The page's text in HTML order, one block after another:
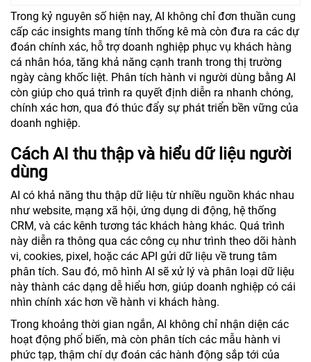
Trong kỷ nguyên số hiện nay, AI không chỉ đơn thuần cung
cấp các insights mang tính thống kê mà còn đưa ra các dự
đoán chính xác, hỗ trợ doanh nghiệp phục vụ khách hàng
cá nhân hóa, tăng khả năng cạnh tranh trong thị trường
ngày càng khốc liệt. Phân tích hành vi người dùng bằng AI
còn giúp cho quá trình ra quyết định diễn ra nhanh chóng,
chính xác hơn, qua đó thúc đẩy sự phát triển bền vững của
doanh nghiệp.
Cách AI thu thập và hiểu dữ liệu người
dùng
AI có khả năng thu thập dữ liệu từ nhiều nguồn khác nhau
như website, mạng xã hội, ứng dụng di động, hệ thống
CRM, và các kênh tương tác khách hàng khác. Quá trình
này diễn ra thông qua các công cụ như trình theo dõi hành
vi, cookies, pixel, hoặc các API gửi dữ liệu về trung tâm
phân tích. Sau đó, mô hình AI sẽ xử lý và phân loại dữ liệu
này thành các dạng dễ hiểu hơn, giúp doanh nghiệp có cái
nhìn chính xác hơn về hành vi khách hàng.
Trong khoảng thời gian ngắn, AI không chỉ nhận diện các
hoạt động phổ biến, mà còn phân tích các mẫu hành vi
phức tạp, thậm chí dự đoán các hành động sắp tới của